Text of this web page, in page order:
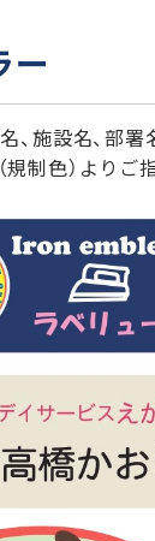
ー
、施設名、部
制色）よりご